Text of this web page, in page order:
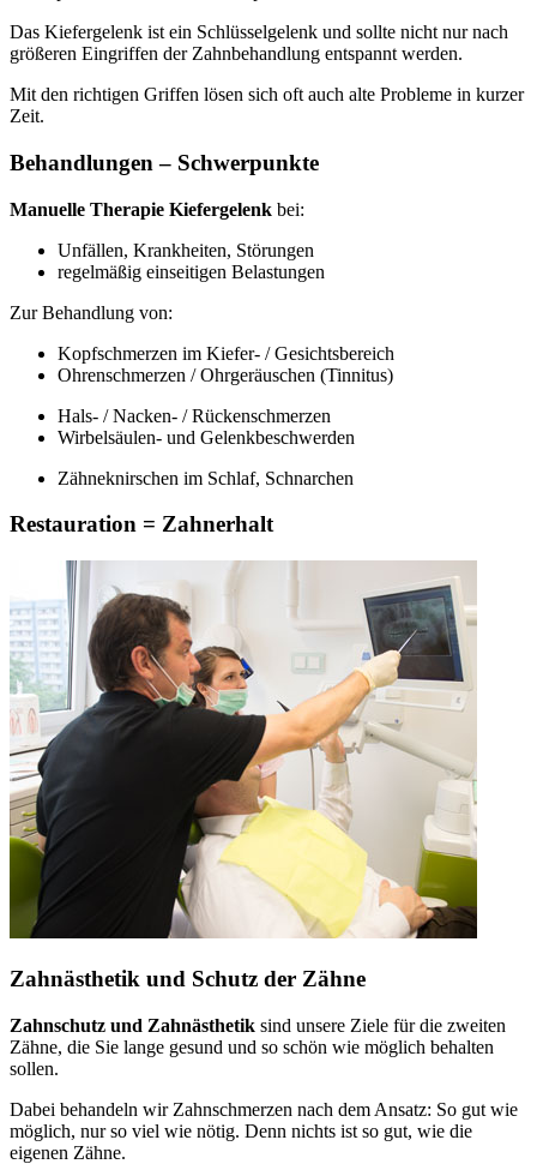
Das Kiefergelenk ist ein Schlüsselgelenk und sollte nicht nur nach
größeren Eingriffen der Zahnbehandlung entspannt werden.
Mit den richtigen Griffen lösen sich oft auch alte Probleme in kurzer
Zeit.
Behandlungen – Schwerpunkte
Manuelle Therapie Kiefergelenk bei:
Unfällen, Krankheiten, Störungen
regelmäßig einseitigen Belastungen
Zur Behandlung von:
Kopfschmerzen im Kiefer- / Gesichtsbereich
Ohrenschmerzen / Ohrgeräuschen (Tinnitus)
Hals- / Nacken- / Rückenschmerzen
Wirbelsäulen- und Gelenkbeschwerden
Zähneknirschen im Schlaf, Schnarchen
Restauration = Zahnerhalt
Zahnästhetik und Schutz der Zähne
Zahnschutz und Zahnästhetik sind unsere Ziele für die zweiten
Zähne, die Sie lange gesund und so schön wie möglich behalten
sollen.
Dabei behandeln wir Zahnschmerzen nach dem Ansatz: So gut wie
möglich, nur so viel wie nötig. Denn nichts ist so gut, wie die
eigenen Zähne.